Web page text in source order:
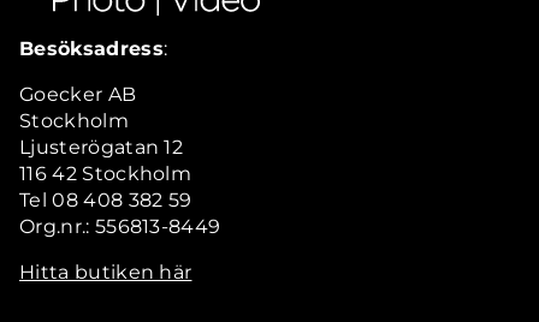
Besöksadress:
Goecker AB
Stockholm
Ljusterögatan 12
116 42 Stockholm
Tel 08 408 382 59
Org.nr.: 556813-8449
Hitta butiken här